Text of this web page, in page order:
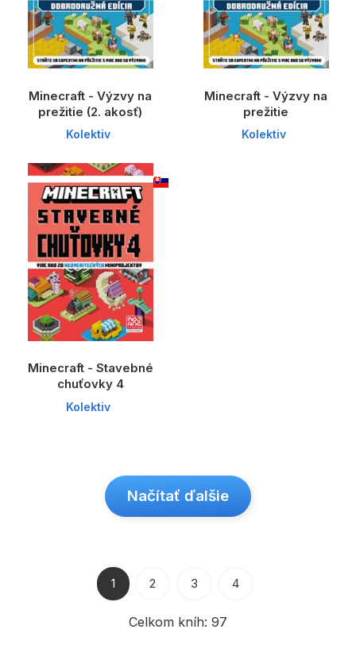
Minecraft - Výzvy na
prežitie (2. akosť)
Kolektiv
Minecraft - Výzvy na
prežitie
Kolektiv
Minecraft - Stavebné
chuťovky 4
Kolektiv
Načítať ďalšie
Celkom kníh: 97
1 2 3 4